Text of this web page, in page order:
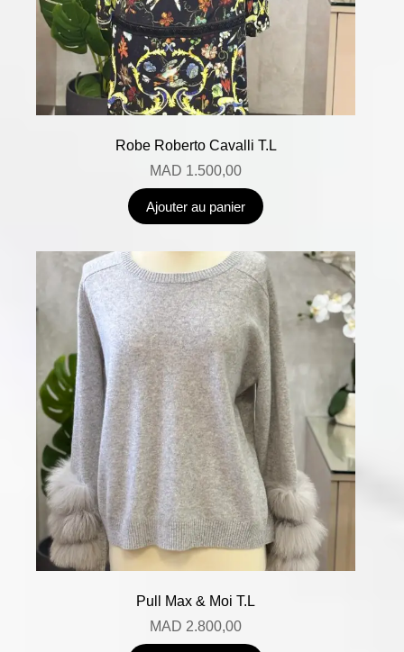
Robe Roberto Cavalli T.L
MAD 1.500,00
Ajouter au panier
Pull Max & Moi T.L
MAD 2.800,00